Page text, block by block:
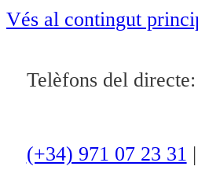
Vés al contingut
Telèfons del directe:
(+34) 971 07 23 31 |
OCI